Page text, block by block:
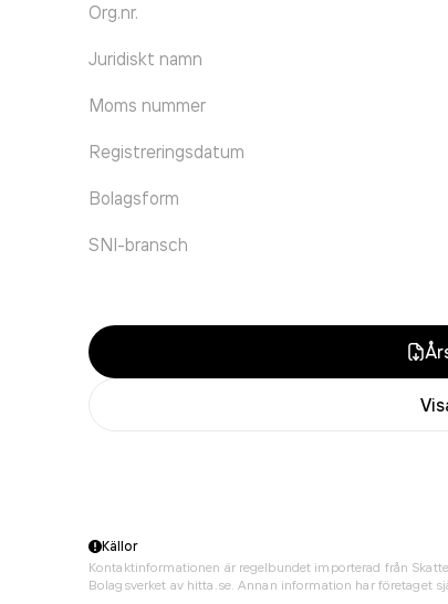
Org.nr.
Juridiskt namn
Moms nummer
Registreringsdatum
Bolagsform
SNI-bransch
Källor
Kontaktinformationen är regelbundet importerad från
Bolagsverket av hitta.se. Annan information har företaget